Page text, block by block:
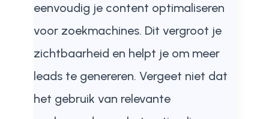
eenvoudig je content optimaliseren
voor zoekmachines. Dit vergroot je
zichtbaarheid en helpt je om meer
leads te genereren. Vergeet niet dat
het gebruik van relevante